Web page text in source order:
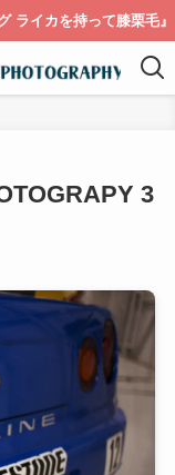
イカを持って膝栗毛』
3